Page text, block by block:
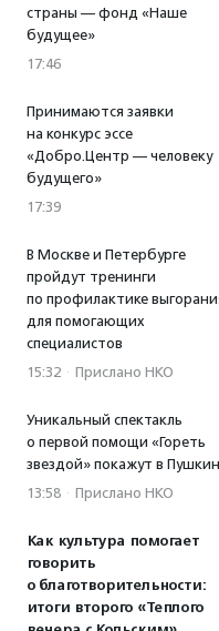
страны — фонд «Наше
будущее»
17:46
Принимаются заявки
на конкурс эссе
«Добро.Центр — человеку
будущего»
17:39
В Москве и Петербурге
пройдут тренинги
по профилактике
для помогающих
специалистов
15:32 · Прислано НКО
Уникальный спектакль
о первой помощи «Гореть
звездой» покажут в
13:58 · Прислано НКО
Как культура помогает
говорить
о благотворительности:
итоги второго «Теплого